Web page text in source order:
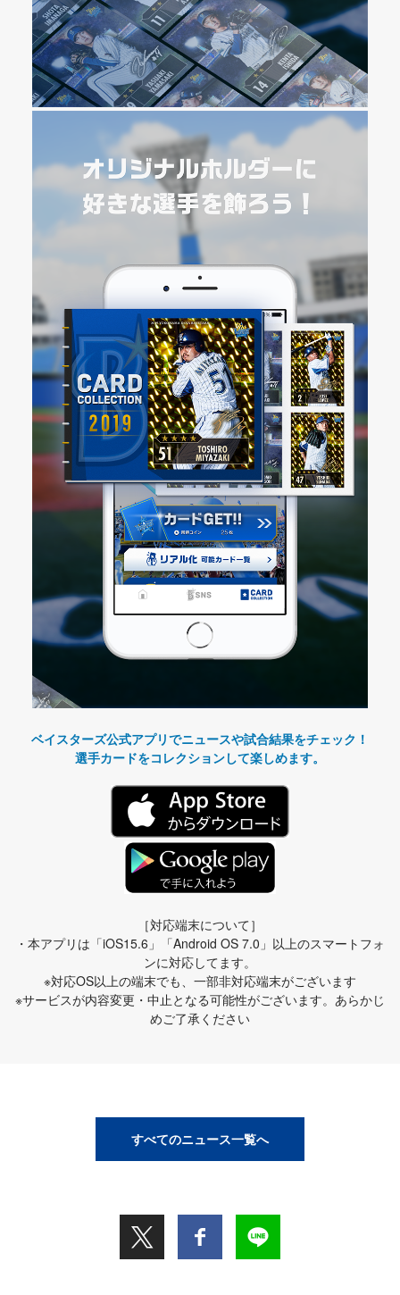
ベイスターズ公式アプリでニュースや試合結果をチェック！
選手カードをコレクションして楽しめます。
［対応端末について］
・本アプリは「iOS15.6」「Android OS 7.0」以上のスマートフォ
ンに対応してます。
※対応OS以上の端末でも、一部非対応端末がございます
※サービスが内容変更・中止となる可能性がございます。あらかじ
めご了承ください
すべてのニュース一覧へ